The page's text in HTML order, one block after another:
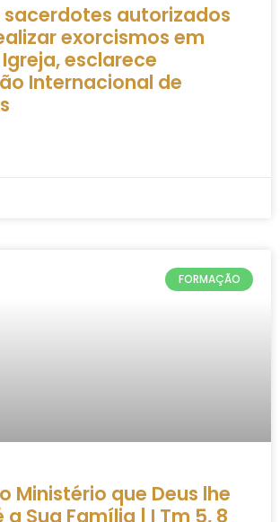
sacerdotes autorizados
exorcismos em
esclarece
Internacional de
FORMAÇÃO
Ministério que Deus lhe
a Sua Família | I Tm 5, 8